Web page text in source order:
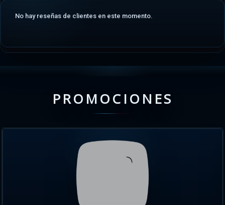
No hay reseñas de clientes en este momento.
PROMOCIONES